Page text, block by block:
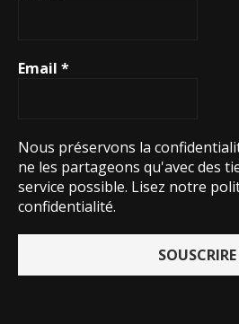
Email *
Nous préservons la
ne les partageons qu'avec des
service possible. Lisez notre
confidentialité.